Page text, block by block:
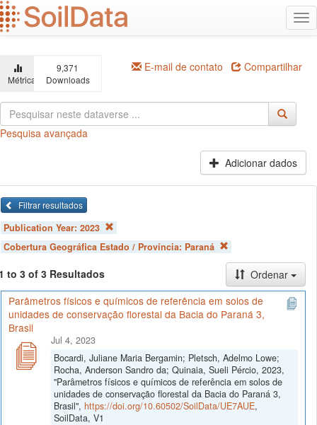
Ir
para
o
principal
Métricas
9,371
Downloads
E-mail de contato Compartilhar
Pesquisa avançada
Adicionar dados
Filtrar resultados
Publication Year: 2023
Cobertura Geográfica Estado / Província: Paraná
to 3 of 3 Resultados
Ordenar
Parâmetros físicos e químicos de referência em solos de
unidades de conservação florestal da Bacia do Paraná 3,
Brasil
Jul 4, 2023
Bocardi, Juliane Maria Bergamin; Pletsch, Adelmo Lowe;
Rocha, Anderson Sandro da; Quinaia, Sueli Pércio, 2023,
"Parâmetros físicos e químicos de referência em solos de
unidades de conservação florestal da Bacia do Paraná 3,
Brasil", https://doi.org/10.60502/SoilData/UE7AUE,
SoilData, V1